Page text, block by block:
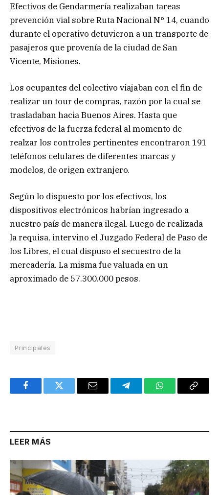
Efectivos de Gendarmería realizaban tareas
prevención vial sobre Ruta Nacional N° 14, cuando
durante el operativo detuvieron a un transporte de
pasajeros que provenía de la ciudad de San
Vicente, Misiones.
Los ocupantes del colectivo viajaban con el fin de
realizar un tour de compras, razón por la cual se
trasladaban hacia Buenos Aires. Hasta que
efectivos de la fuerza federal al momento de
realzar los controles pertinentes encontraron 191
teléfonos celulares de diferentes marcas y
modelos, de origen extranjero.
Según lo dispuesto por los efectivos, los
dispositivos electrónicos habrían ingresado a
nuestro país de manera ilegal. Luego de realizada
la requisa, intervino el Juzgado Federal de Paso de
los Libres, el cual dispuso el secuestro de la
mercadería. La misma fue valuada en un
aproximado de 57.300.000 pesos.
Principales
FacebookTwitter Email TelegramWhatsAppCopy
LEER MÁS